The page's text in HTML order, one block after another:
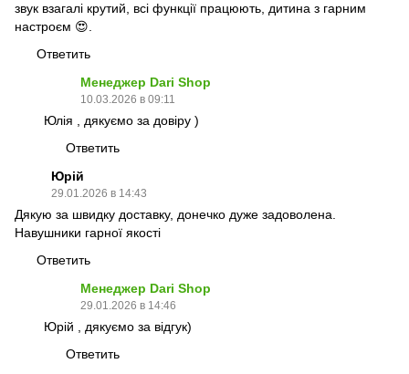
звук взагалі крутий, всі функції працюють, дитина з гарним
настроєм 😍.
Ответить
Менеджер Dari Shop
10.03.2026 в 09:11
Юлія , дякуємо за довіру )
Ответить
Юрій
29.01.2026 в 14:43
Дякую за швидку доставку, донечко дуже задоволена.
Навушники гарної якості
Ответить
Менеджер Dari Shop
29.01.2026 в 14:46
Юрій , дякуємо за відгук)
Ответить